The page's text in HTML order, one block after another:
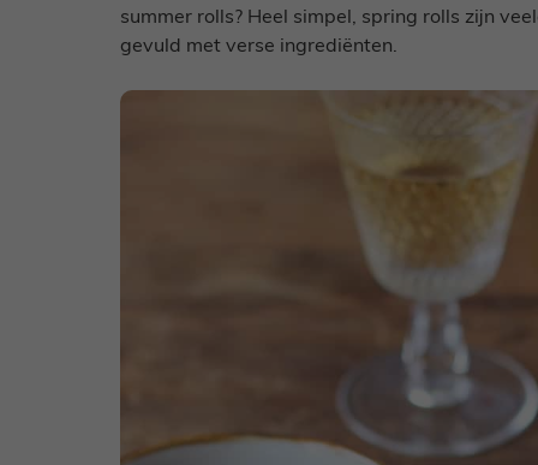
summer rolls? Heel simpel, spring rolls zijn
gevuld met verse ingrediënten.